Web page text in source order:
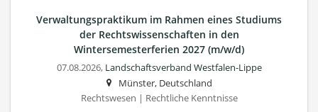
Verwaltungspraktikum im Rahmen eines Studiums
der Rechtswissenschaften in den
Wintersemesterferien 2027 (m/w/d)
07.08.2026, Landschaftsverband Westfalen-Lippe
Münster, Deutschland
Rechtswesen | Rechtliche Kenntnisse